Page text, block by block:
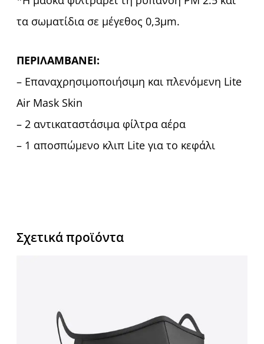
τα σωματίδια σε μέγεθος 0,3μm.
ΠΕΡΙΛΑΜΒΑΝΕΙ:
– Επαναχρησιμοποιήσιμη και πλενόμενη Lite
Air Mask Skin
– 2 αντικαταστάσιμα φίλτρα αέρα
– 1 αποσπώμενο κλιπ Lite για το κεφάλι
Σχετικά προϊόντα